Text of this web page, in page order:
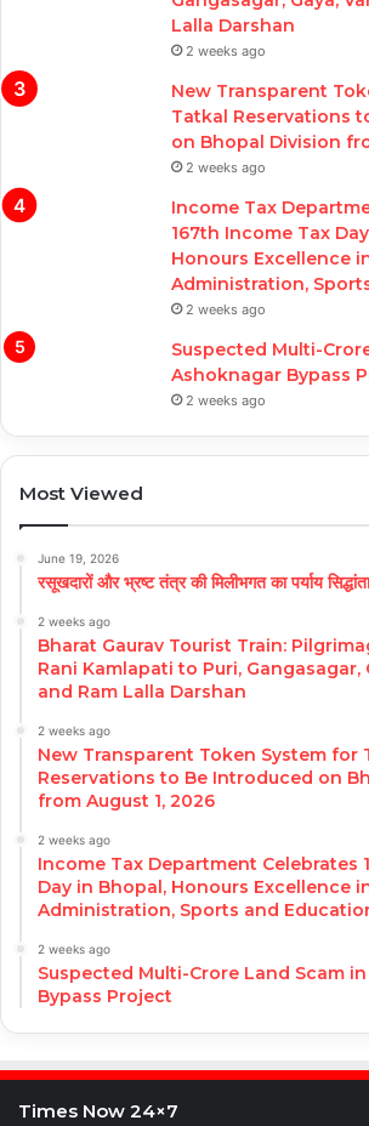
Lalla Darshan
2 weeks ago
New Transparent
Tatkal Reservations
on Bhopal Division
2 weeks ago
Income Tax
167th Income Tax
Honours Excellence
Administration,
2 weeks ago
Suspected Multi-
Ashoknagar Bypass
2 weeks ago
Most Viewed
June 19, 2026
रसूखदारों और भ्रष्ट तंत्र की मिलीभगत का पर्याय
2 weeks ago
Bharat Gaurav Tourist Train:
Rani Kamlapati to Puri, Gangasagar,
and Ram Lalla Darshan
2 weeks ago
New Transparent Token System for
Reservations to Be Introduced on
from August 1, 2026
2 weeks ago
Income Tax Department Celebrates
Day in Bhopal, Honours Excellence
Administration, Sports and
2 weeks ago
Suspected Multi-Crore Land Scam
Bypass Project
Times Now 24×7